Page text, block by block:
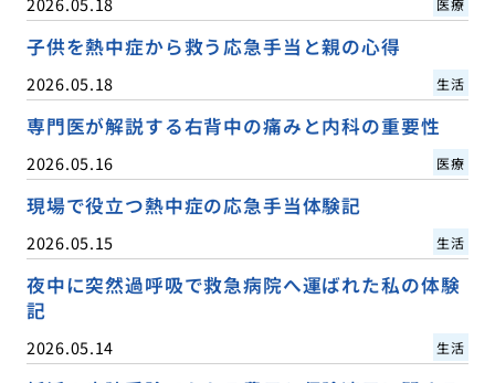
子供を熱中症から救う応急手当と親の心得
2026.05.18 生活
専門医が解説する右背中の痛みと内科の重要性
2026.05.16 医療
現場で役立つ熱中症の応急手当体験記
2026.05.15 生活
夜中に突然過呼吸で救急病院へ運ばれた私の体験
記
2026.05.14 生活